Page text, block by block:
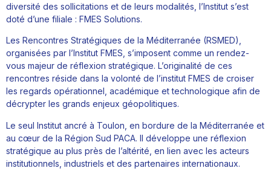
diversité des sollicitations et de leurs modalités, l’Institut s’est
doté d’une filiale : FMES Solutions.
Les Rencontres Stratégiques de la Méditerranée (RSMED),
organisées par l’Institut FMES, s’imposent comme un rendez-
vous majeur de réflexion stratégique. L’originalité de ces
rencontres réside dans la volonté de l’institut FMES de croiser
les regards opérationnel, académique et technologique afin de
décrypter les grands enjeux géopolitiques.
Le seul Institut ancré à Toulon, en bordure de la Méditerranée et
au cœur de la Région Sud PACA. Il développe une réflexion
stratégique au plus près de l’altérité, en lien avec les acteurs
institutionnels, industriels et des partenaires internationaux.